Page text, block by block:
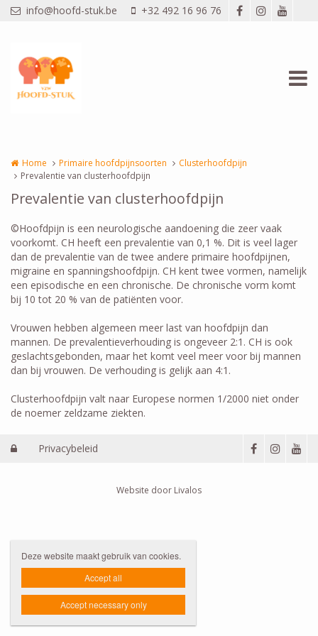
Overslaan en naar de inhoud gaan
info@hoofd-stuk.be +32 492 16 96 76
Home Primaire hoofdpijnsoorten
Clusterhoofdpijn
Prevalentie van clusterhoofdpijn
Prevalentie van clusterhoofdpijn
©Hoofdpijn is een neurologische aandoening die zeer vaak
voorkomt. CH heeft een prevalentie van 0,1 %. Dit is veel lager
dan de prevalentie van de twee andere primaire hoofdpijnen,
migraine en spanningshoofdpijn. CH kent twee vormen, namelijk
een episodische en een chronische. De chronische vorm komt
bij 10 tot 20 % van de patiënten voor.
Vrouwen hebben algemeen meer last van hoofdpijn dan
mannen. De prevalentieverhouding is ongeveer 2:1. CH is ook
geslachtsgebonden, maar het komt veel meer voor bij mannen
dan bij vrouwen. De verhouding is gelijk aan 4:1.
Clusterhoofdpijn valt naar Europese normen 1/2000 niet onder
de noemer zeldzame ziekten.
 Privacybeleid
Website door Livalos
Deze website maakt gebruik van cookies.
Accept all
Accept necessary only